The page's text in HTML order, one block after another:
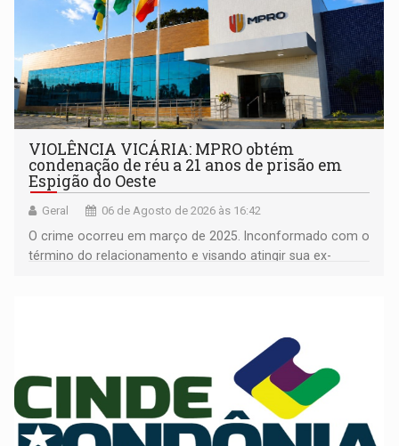
VIOLÊNCIA VICÁRIA: MPRO obtém
condenação de réu a 21 anos de prisão em
Espigão do Oeste
Geral 06 de Agosto de 2026 às 16:42
O crime ocorreu em março de 2025. Inconformado com o
término do relacionamento e visando atingir sua ex-